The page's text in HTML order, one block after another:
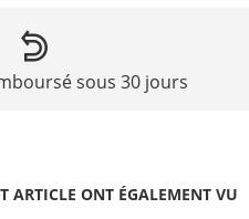
sous 30 jours
ARTICLE ONT ÉGALEMENT VU